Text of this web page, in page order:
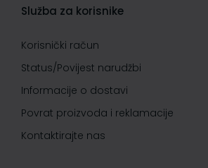
Služba za korisnike
Korisnički račun
Status/Povijest narudžbi
Informacije o dostavi
Povrat proizvoda i reklamacije
Kontaktirajte nas